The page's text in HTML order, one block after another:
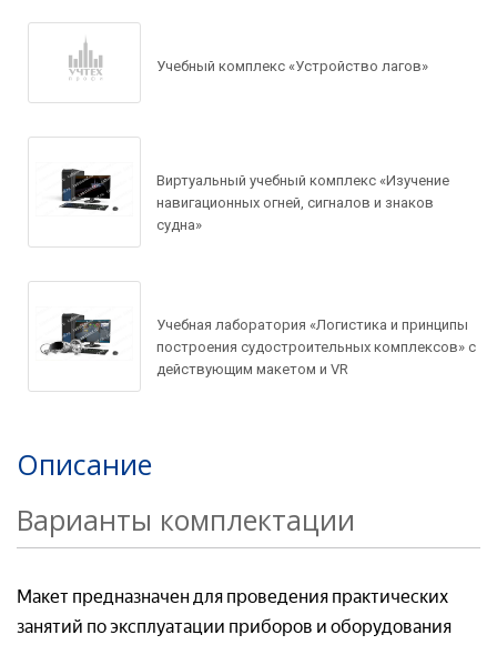
Учебный комплекс «Устройство лагов»
Виртуальный учебный комплекс «Изучение
навигационных огней, сигналов и знаков
судна»
Учебная лаборатория «Логистика и принципы
построения судостроительных комплексов» с
действующим макетом и VR
Описание
Варианты комплектации
Макет предназначен для проведения практических
занятий по эксплуатации приборов и оборудования
Запросить цену
Ваше имя*
Товар*
Организация*
Задать вопрос по
товару
Ваш e-mail*
Организация*
Номер телефон*
Рассчитать доставку
Товар*